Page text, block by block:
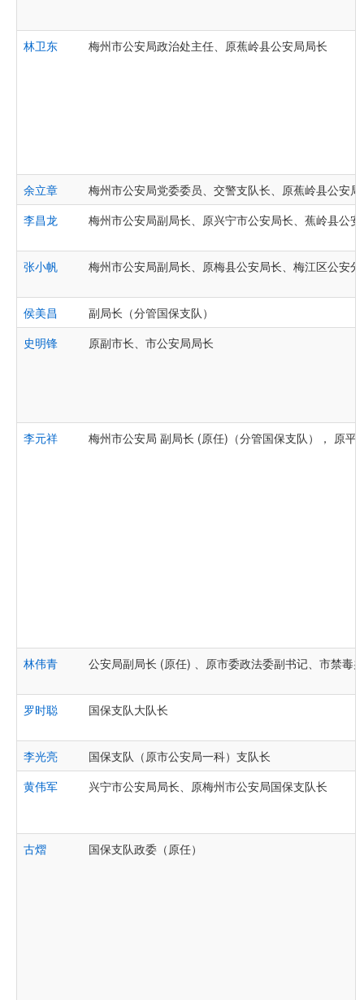
林卫东 梅州市公安局政治处主任、原蕉岭县公安局局长
余立章
梅州市公安局党委委员、交警支队长、原蕉岭县公安
李昌龙
梅州市公安局副局长、原兴宁市公安局长、蕉岭县公
张小帆 梅州市公安局副局长、原梅县公安局长、梅江区公安
侯美昌
副局长（分管国保支队）
史明锋
原副市长、市公安局局长
李元祥 梅州市公安局 副局长 (原任)（分管国保支队）， 原平
林伟青 公安局副局长 (原任) 、原市委政法委副书记、市禁毒
罗时聪 国保支队大队长
李光亮
国保支队（原市公安局一科）支队长
黄伟军
兴宁市公安局局长、原梅州市公安局国保支队长
古熠 国保支队政委（原任）